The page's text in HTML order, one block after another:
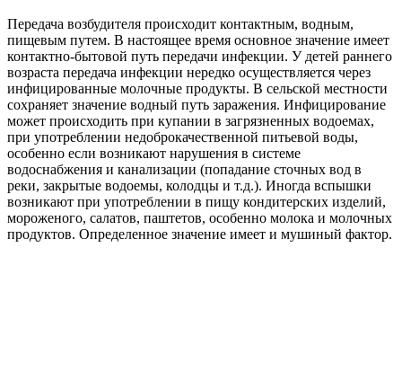
Передача возбудителя происходит контактным, водным,
пищевым путем. В настоящее время основное значение имеет
контактно-бытовой путь передачи инфекции. У детей раннего
возраста передача инфекции нередко осуществляется через
инфицированные молочные продукты. В сельской местности
сохраняет значение водный путь заражения. Инфицирование
может происходить при купании в загрязненных водоемах,
при употреблении недоброкачественной питьевой воды,
особенно если возникают нарушения в системе
водоснабжения и канализации (попадание сточных вод в
реки, закрытые водоемы, колодцы и т.д.). Иногда вспышки
возникают при употреблении в пищу кондитерских изделий,
мороженого, салатов, паштетов, особенно молока и молочных
продуктов. Определенное значение имеет и мушиный фактор.